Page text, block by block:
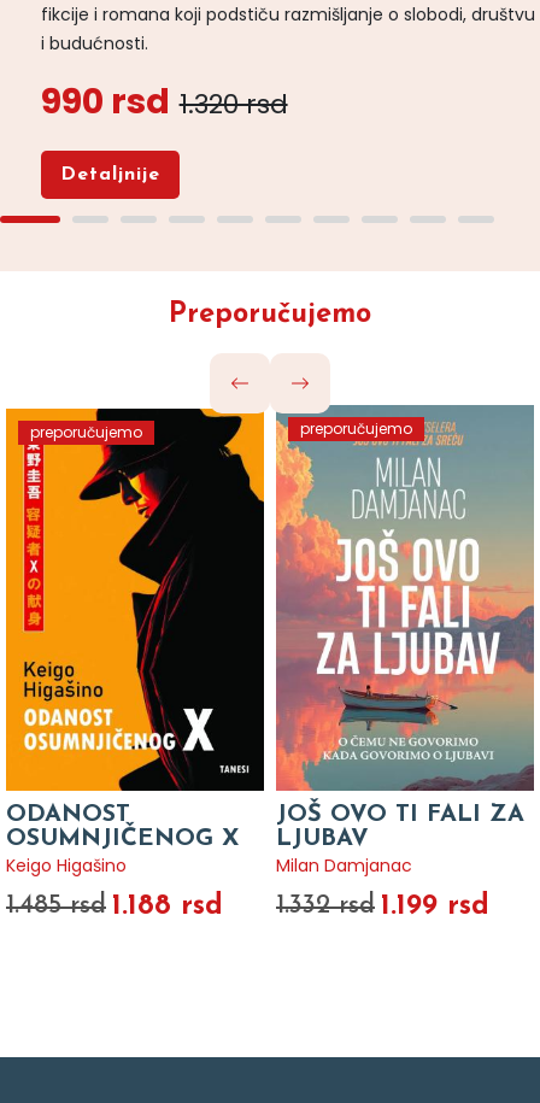
fikcije i romana koji podstiču razmišljanje o slobodi, društvu
i budućnosti.
990 rsd 1.320 rsd
Detaljnije
Preporučujemo
preporučujemo
ODANOST
OSUMNJIČENOG X
Keigo Higašino
1.485 rsd 1.188 rsd
preporučujemo
JOŠ OVO TI FALI ZA
LJUBAV
Milan Damjanac
1.332 rsd 1.199 rsd